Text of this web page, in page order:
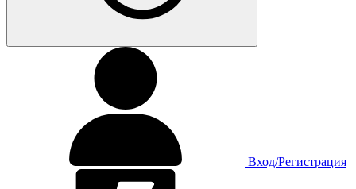
Вход/Регистрация